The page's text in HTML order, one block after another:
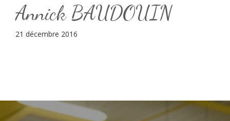
Annick BAUDOUIN
21 décembre 2016